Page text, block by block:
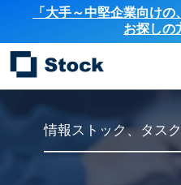
「大手～中堅企業向け
お探しの
情報ストック、タス